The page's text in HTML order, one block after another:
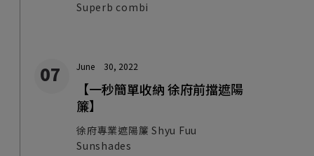
Superb combi
June 30, 2022
【一秒簡單收納 徐府前擋遮陽
簾】
徐府專業遮陽簾 Shyu Fuu
Sunshades